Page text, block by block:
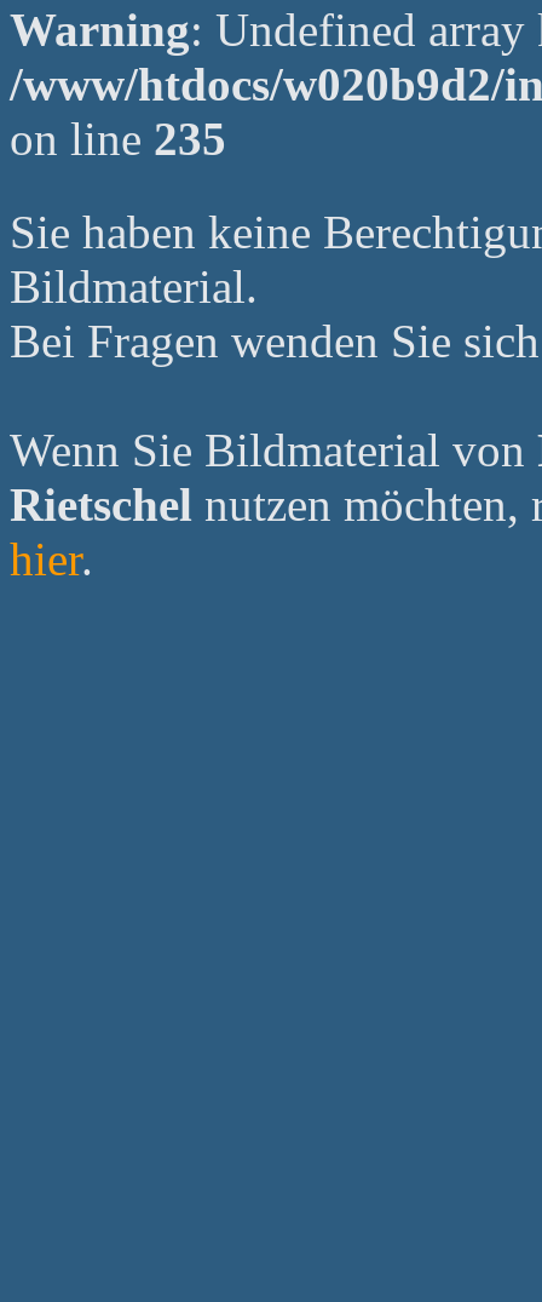
Warning: Undefined
/www/htdocs/w020b9d2/
on line 235
Sie haben keine
Bildmaterial.
Bei Fragen wenden Sie
Wenn Sie Bildmaterial von
Rietschel nutzen möchten,
hier.